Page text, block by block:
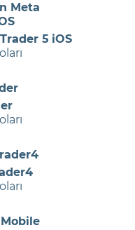
5 iOS